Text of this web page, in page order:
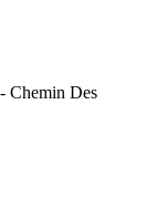
Chemin Des